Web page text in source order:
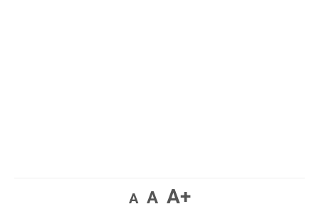
A A A+